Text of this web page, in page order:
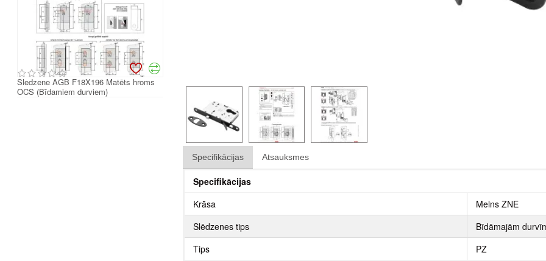
Sledzene AGB F18X196 Matēts hroms
OCS (Bīdamiem durviem)
(Bīdamiem durviem)
Specifikācijas Atsauksmes
Specifikācijas
Krāsa
Melns ZNE
Slēdzenes tips
Bīdāmajām
Tips
PZ